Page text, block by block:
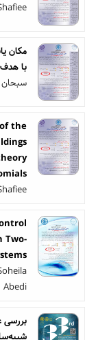
مکان
با
سبحان
the
Two-
Abedi